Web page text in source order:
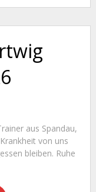
aus Spandau,
von uns
bleiben. Ruhe